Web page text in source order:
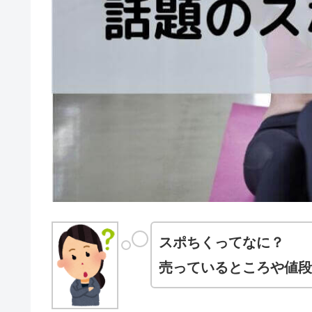
スポちくってなに？
売っているところや値